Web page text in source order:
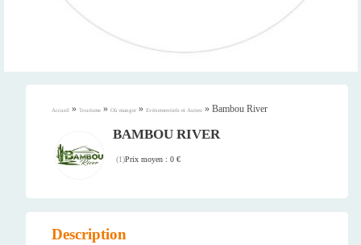
Accueil » Tourisme » Où manger » Evènementiels et Autres » Bambou River
BAMBOU RIVER
(1)Prix moyen : 0 €
Description